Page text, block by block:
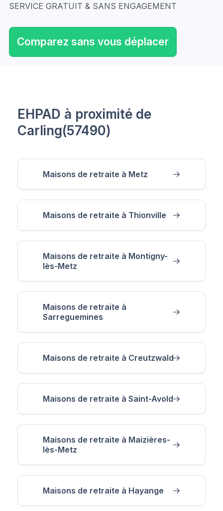
SERVICE GRATUIT & SANS ENGAGEMENT
Comparez sans vous déplacer
EHPAD à proximité de
Carling(57490)
Maisons de retraite à Metz
Maisons de retraite à Thionville
Maisons de retraite à Montigny-
lès-Metz
Maisons de retraite à
Sarreguemines
Maisons de retraite à Creutzwald
Maisons de retraite à Saint-Avold
Maisons de retraite à Maizières-
lès-Metz
Maisons de retraite à Hayange